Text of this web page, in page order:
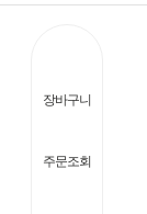
장바구니
주문조회